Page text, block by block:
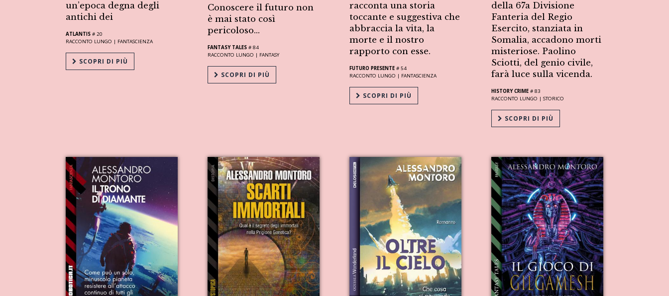
un’epoca degna degli
antichi dei
ATLANTIS # 20
RACCONTO LUNGO | FANTASCIENZA
SCOPRI DI PIÙ
Conoscere il futuro non
è mai stato così
pericoloso...
FANTASY TALES # 84
RACCONTO LUNGO | FANTASY
SCOPRI DI PIÙ
racconta una storia
toccante e suggestiva che
abbraccia la vita, la
morte e il nostro
rapporto con esse.
FUTURO PRESENTE # 54
RACCONTO LUNGO | FANTASCIENZA
SCOPRI DI PIÙ
della 67a Divisione
Fanteria del Regio
Esercito, stanziata in
Somalia, accadono morti
misteriose. Paolino
Sciotti, del genio civile,
farà luce sulla vicenda.
HISTORY CRIME # 83
RACCONTO LUNGO | STORICO
SCOPRI DI PIÙ